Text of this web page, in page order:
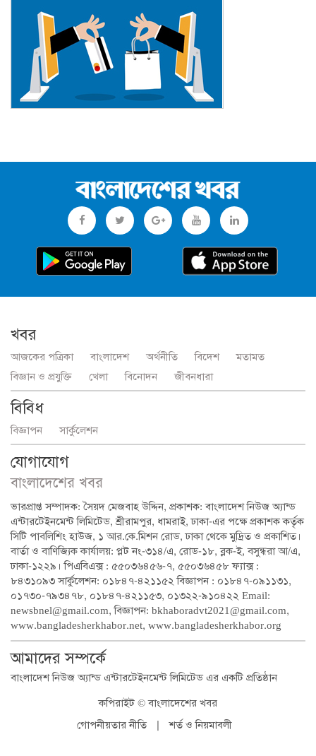
খবর
আজকের পত্রিকা বাংলাদেশ অর্থনীতি বিদেশ
মতামত
বিজ্ঞান ও প্রযুক্তি
খেলা বিনোদন জীবনধারা
বিবিধ
বিজ্ঞাপন সার্কুলেশন
যোগাযোগ
বাংলাদেশের খবর
ভারপ্রাপ্ত সম্পাদক: সৈয়দ মেজবাহ উদ্দিন, প্রকাশক: বাংলাদেশ নিউজ অ্যান্ড
এন্টারটেইনমেন্ট লিমিটেড, শ্রীরামপুর, ধামরাই, ঢাকা-এর পক্ষে প্রকাশক কর্তৃক
সিটি পাবলিশিং হাউজ, ১ আর.কে.মিশন রোড, ঢাকা থেকে মুদ্রিত ও প্রকাশিত।
বার্তা ও বাণিজ্যিক কার্যালয়: প্লট নং-৩১৪/এ, রোড-১৮, ব্লক-ই, বসুন্ধরা আ/এ,
ঢাকা-১২২৯। পিএবিএক্স : ৫৫০৩৬৪৫৬-৭, ৫৫০৩৬৪৫৮ ফ্যাক্স :
৮৪৩১০৯৩ সার্কুলেশন: ০১৮৪৭-৪২১১৫২ বিজ্ঞাপন : ০১৮৪৭-০৯১১৩১,
০১৭৩০-৭৯৩৪৭৮, ০১৮৪৭-৪২১১৫৩, ০১৩২২-৯১০৪২২ Email:
newsbnel@gmail.com, বিজ্ঞাপন: bkhaboradvt2021@gmail.com,
www.bangladesherkhabor.net, www.bangladesherkhabor.org
আমাদের সম্পর্কে
বাংলাদেশ নিউজ অ্যান্ড এন্টারটেইনমেন্ট লিমিটেড এর একটি প্রতিষ্ঠান
কপিরাইট © বাংলাদেশের খবর
গোপনীয়তার নীতি
| শর্ত ও নিয়মাবলী